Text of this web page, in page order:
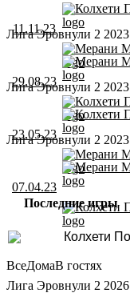
11.11.23
Колхети
Мерани
Лига Эровнули 2
29.08.23
Мерани
Колхети
Лига Эровнули 2
23.05.23
Колхети
Мерани
Лига Эровнули 2
07.04.23
Мерани
Колхети
Последние игры
Колхети
ВсеДомаВ гостях
Лига Эровнули 2